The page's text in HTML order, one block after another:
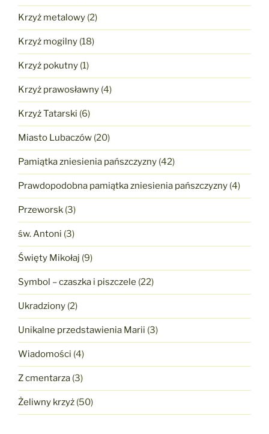
Krzyż metalowy (2)
Krzyż mogilny (18)
Krzyż pokutny (1)
Krzyż prawosławny (4)
Krzyż Tatarski (6)
Miasto Lubaczów (20)
Pamiątka zniesienia pańszczyzny (42)
Prawdopodobna pamiątka zniesienia pańszczyzny (4)
Przeworsk (3)
św. Antoni (3)
Święty Mikołaj (9)
Symbol – czaszka i piszczele (22)
Ukradziony (2)
Unikalne przedstawienia Marii (3)
Wiadomości (4)
Z cmentarza (3)
Żeliwny krzyż (50)